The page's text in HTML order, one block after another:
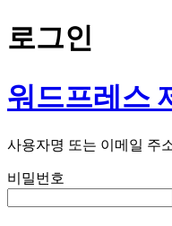
로그인
워드프레스
사용자명 또는 이메일 주
비밀번호